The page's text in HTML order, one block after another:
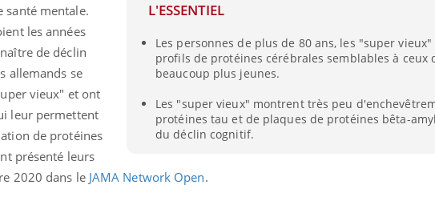
L'ESSENTIEL
Les personnes de plus de 80 ans, les "super
profils de protéines cérébrales semblables à ceux
beaucoup plus jeunes.
Les "super vieux" montrent très peu
protéines tau et de plaques de protéines bêta-
du déclin cognitif.
santé mentale.
les années
de déclin
allemands se
vieux" et ont
leur permettent
de protéines
présenté leurs
2020 dans le JAMA Network Open.
c'est
Fatigue, irritabilité, brouillard mental ou
même alopécie… Les symptômes de la
carence en fer sont multiples ce qui la rend
...
patients comme parfois